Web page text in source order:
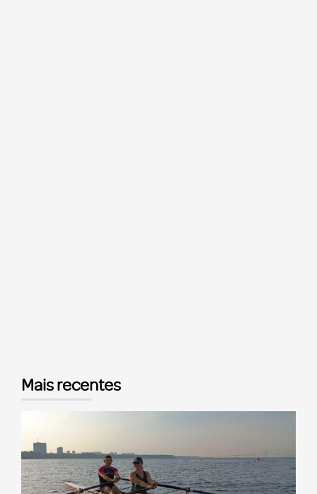
Mais recentes